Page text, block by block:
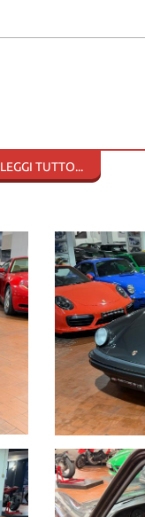
LEGGI TUTTO...